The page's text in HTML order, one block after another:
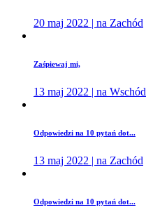
20 maj 2022 | na Zachód
Zaśpiewaj mi,
13 maj 2022 | na Wschód
Odpowiedzi na 10 pytań dot...
13 maj 2022 | na Zachód
Odpowiedzi na 10 pytań dot...